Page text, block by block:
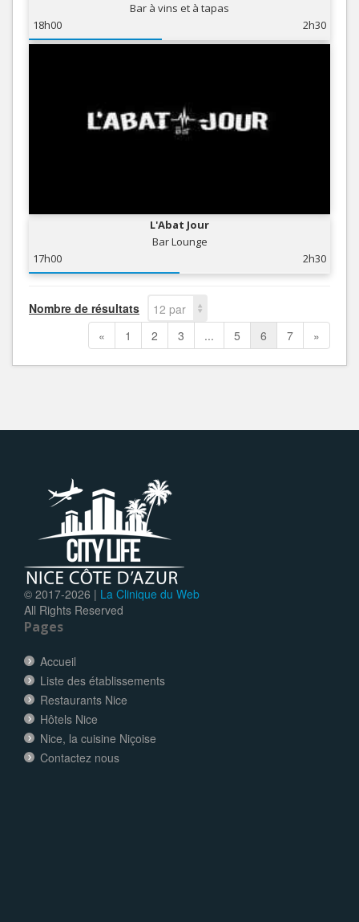
Bar à vins et à tapas
18h00
2h30
L'Abat Jour
Bar Lounge
17h00
2h30
Nombre de résultats
12 par
page
« 1 2 3 ... 5 6 7 »
© 2017-2026 | La Clinique du Web
All Rights Reserved
Pages
Accueil
Liste des établissements
Restaurants Nice
Hôtels Nice
Nice, la cuisine Niçoise
Contactez nous